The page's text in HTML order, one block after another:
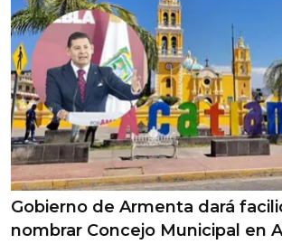
Gobierno de Armenta dará
nombrar Concejo Municipal en